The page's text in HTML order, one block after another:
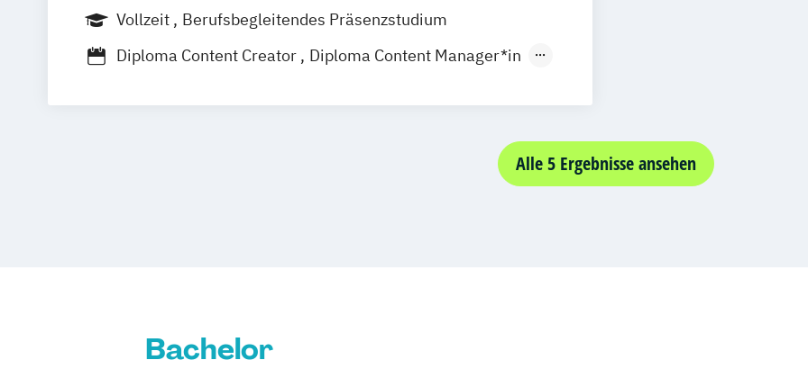
Vollzeit
Berufsbegleitendes Präsenzstudium
Diploma Content Creator
Diploma Content Manager*in
Diploma Film & Motion Designer*in
Diploma Fotojournalist*in
Diploma Musikmanager*in
Diploma Online Redakteur*in
Alle 5 Ergebnisse ansehen
Bachelor